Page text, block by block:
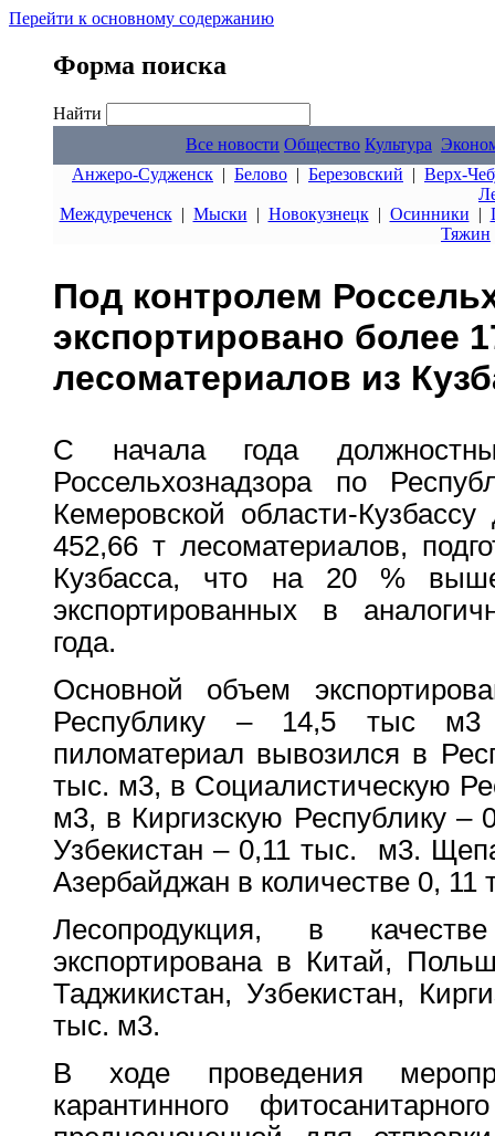
Перейти к основному содержанию
Форма поиска
Найти
Все новости Общество Культура
Анжеро-Судженск | Белово | Березовский | Верх-
Междуреченск| Мыски | Новокузнецк| Осинники |
Тяжин
Под контролем
экспортировано более
лесоматериалов из
С начала года
Россельхознадзора по
Кемеровской области-
452,66 т лесоматериалов,
Кузбасса, что на 20 %
экспортированных в
года.
Основной объем
Республику – 14,5 тыс
пиломатериал вывозился в
тыс. м3, в Социалистическую
м3, в Киргизскую Республику –
Узбекистан – 0,11 тыс. м3.
Азербайджан в количестве 0, 11
Лесопродукция, в
экспортирована в Китай,
Таджикистан, Узбекистан,
тыс. м3.
В ходе проведения
карантинного